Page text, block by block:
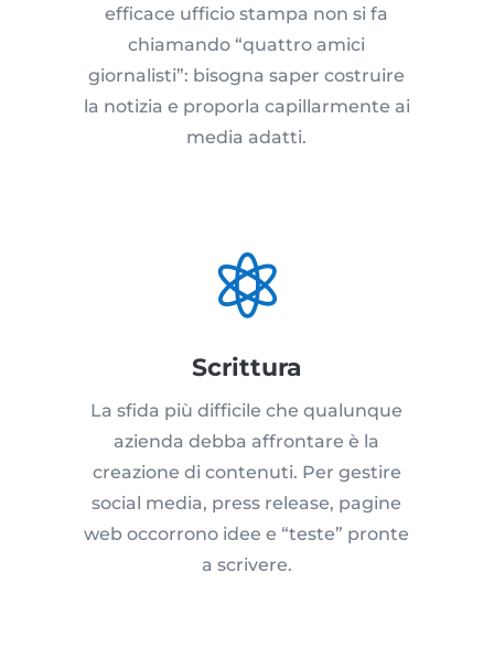
efficace ufficio stampa non si fa
chiamando “quattro amici
giornalisti”: bisogna saper costruire
la notizia e proporla capillarmente ai
media adatti.

Scrittura
La sfida più difficile che qualunque
azienda debba affrontare è la
creazione di contenuti. Per gestire
social media, press release, pagine
web occorrono idee e “teste” pronte
a scrivere.